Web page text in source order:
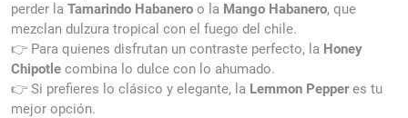
perder la Tamarindo Habanero o la Mango Habanero, que
mezclan dulzura tropical con el fuego del chile.
👉 Para quienes disfrutan un contraste perfecto, la Honey
Chipotle combina lo dulce con lo ahumado.
👉 Si prefieres lo clásico y elegante, la Lemmon Pepperes tu
mejor opción.